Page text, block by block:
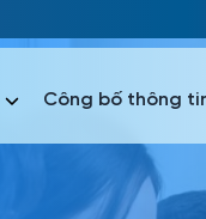
Công bố thông